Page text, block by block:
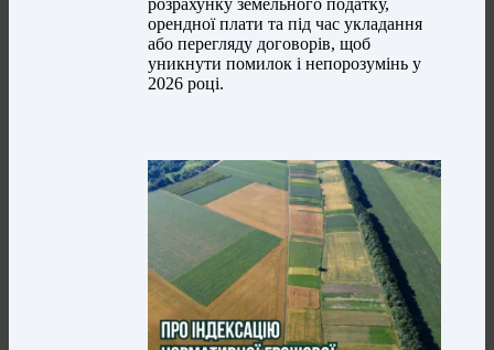
розрахунку земельного податку,
орендної плати та під час укладання
або перегляду договорів, щоб
уникнути помилок і непорозумінь у
2026 році.